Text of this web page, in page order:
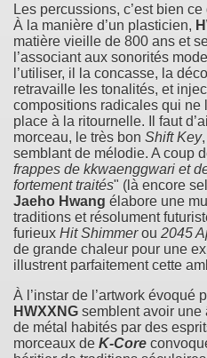
Les percussions, c’est bien
À la manière d’un plasticien,
matière vieille de 800 ans et
l’associant aux sonorités
l’utiliser, il la concasse, la
retravaille les tonalités, et
compositions radicales qui ne
place à la ritournelle. Il faut
morceau, le très bon Shift Key
semblant de mélodie. A coup
frappes de kkwaenggwari et
fortement traités" (là encore
Jaeho Hwang élabore une
traditions et résolument
furieux Hit Shimmerou 2045
de grande chaleur pour une
illustrent parfaitement cette
À l’instar de l’artwork évoqué
HWXXNG semblent avoir une
de métal habités par des
morceaux de K-Core